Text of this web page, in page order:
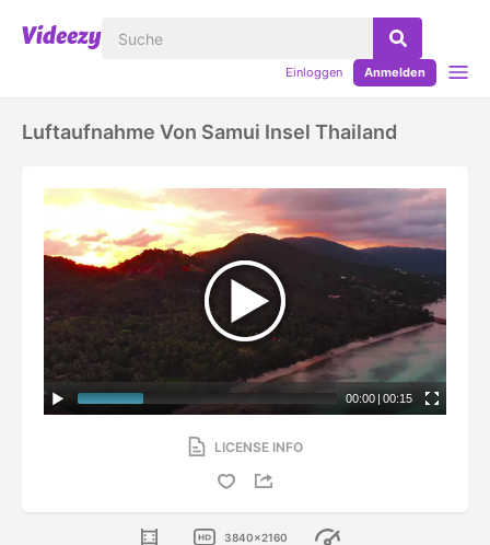
Einloggen Anmelden
Luftaufnahme Von Samui Insel Thailand
00:00 | 00:15
LICENSE INFO
3840x2160